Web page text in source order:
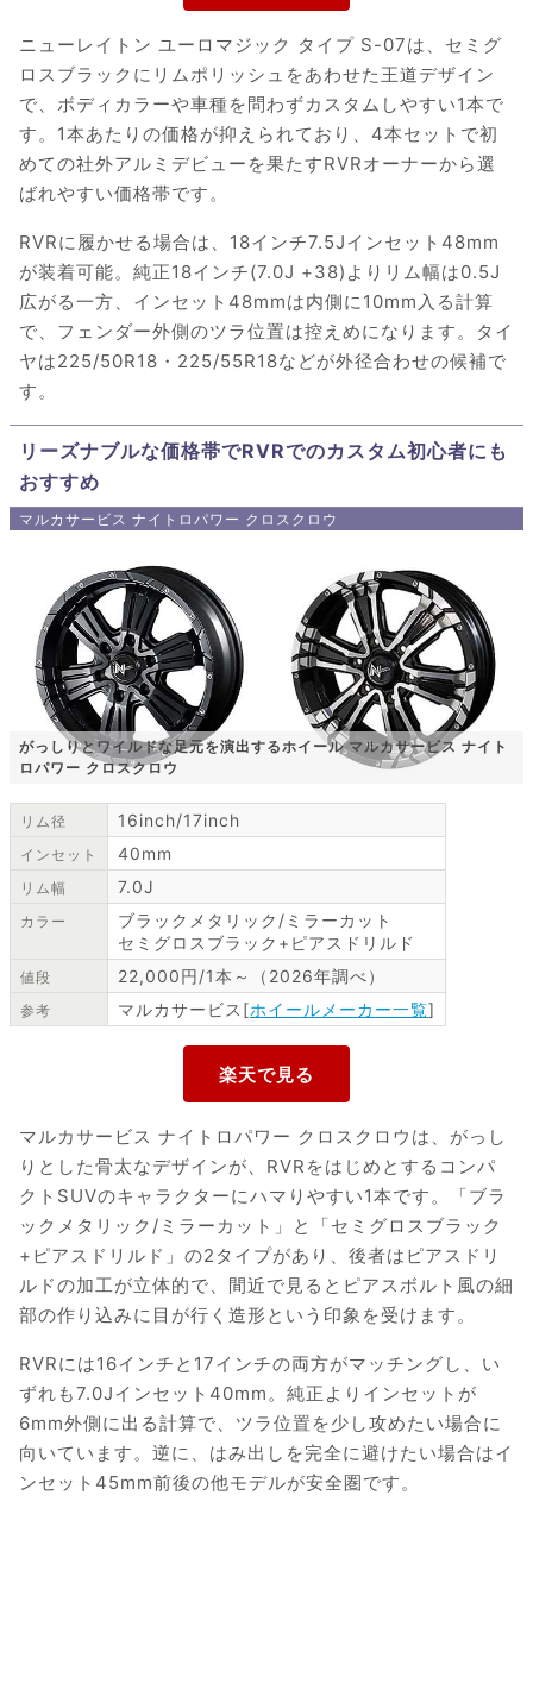
ニューレイトン ユーロマジック タイプ S-07は、セミグ
ロスブラックにリムポリッシュをあわせた王道デザイン
で、ボディカラーや車種を問わずカスタムしやすい1本で
す。1本あたりの価格が抑えられており、4本セットで初
めての社外アルミデビューを果たすRVRオーナーから選
ばれやすい価格帯です。
RVRに履かせる場合は、18インチ7.5Jインセット48mm
が装着可能。純正18インチ(7.0J +38)よりリム幅は0.5J
広がる一方、インセット48mmは内側に10mm入る計算
で、フェンダー外側のツラ位置は控えめになります。タイ
ヤは225/50R18・225/55R18などが外径合わせの候補で
す。
リーズナブルな価格帯でRVRでのカスタム初心者にも
おすすめ
マルカサービス ナイトロパワー クロスクロウ
がっしりとワイルドな足元を演出するホイール マルカサービス ナイト
ロパワー クロスクロウ
リム径 16inch/17inch
インセット 40mm
リム幅 7.0J
カラー
ブラックメタリック/ミラーカット
セミグロスブラック+ピアスドリルド
値段 22,000円/1本～（2026年調べ）
参考 マルカサービス[ホイールメーカー一覧]
マルカサービス ナイトロパワー クロスクロウは、がっし
りとした骨太なデザインが、RVRをはじめとするコンパ
クトSUVのキャラクターにハマりやすい1本です。「ブラ
ックメタリック/ミラーカット」と「セミグロスブラック
+ピアスドリルド」の2タイプがあり、後者はピアスドリ
ルドの加工が立体的で、間近で見るとピアスボルト風の細
部の作り込みに目が行く造形という印象を受けます。
RVRには16インチと17インチの両方がマッチングし、い
ずれも7.0Jインセット40mm。純正よりインセットが
6mm外側に出る計算で、ツラ位置を少し攻めたい場合に
向いています。逆に、はみ出しを完全に避けたい場合はイ
ンセット45mm前後の他モデルが安全圏です。